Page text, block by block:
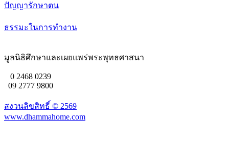
ปัญญารักษาตน
ธรรมะในการทำงาน
มูลนิธิศึกษาและเผยแพร่พระพุทธศาสนา
0 2468 0239
09 2777 9800
สงวนลิขสิทธิ์ © 2569
www.dhammahome.com